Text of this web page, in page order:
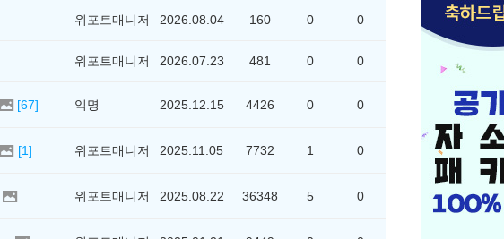
위포트매니저 2026.08.04 160 0 0
위포트매니저 2026.07.23 481 0 0
[67] 익명 2025.12.15 4426 0 0
[1] 위포트매니저 2025.11.05 7732 1 0
위포트매니저 2025.08.22 36348 5 0